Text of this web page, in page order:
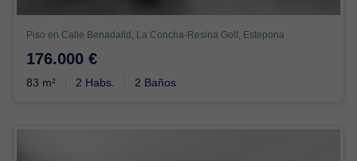
Piso en Calle Benadalid, La Concha-Resina Golf, Estepona
176.000 €
83 m² 2 Habs. 2 Baños